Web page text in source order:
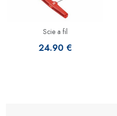
Scie a fil
24.90 €